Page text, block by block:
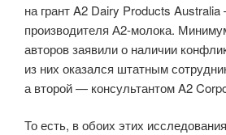
на грант A2 Dairy Products
производителя А2-молока.
авторов заявили о наличии
из них оказался штатным
а второй — консультантом A2
То есть, в обоих этих